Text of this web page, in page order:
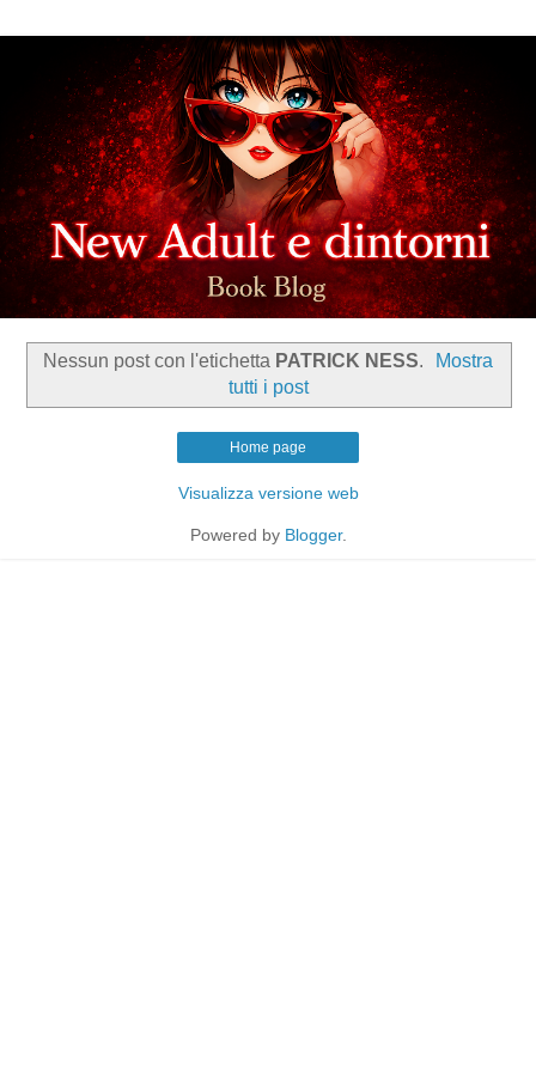
Nessun post con l'etichetta PATRICK NESS.
Mostra
tutti i post
Home page
Visualizza versione web
Powered by Blogger.